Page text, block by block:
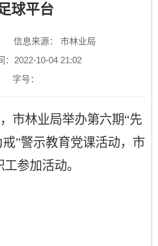
球平台
信息来源： 市林业局
：2022-10-04 21:02
字号：
市林业局举办第六期“先
”警示教育党课活动，市
参加活动。